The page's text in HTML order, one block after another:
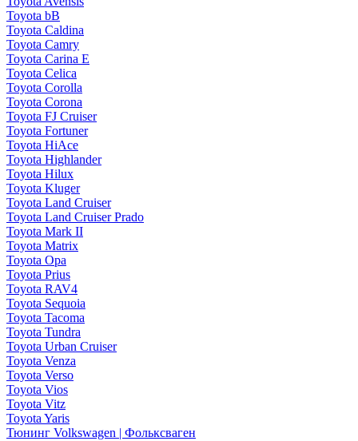
Toyota bB
Toyota Caldina
Toyota Camry
Toyota Carina E
Toyota Celica
Toyota Corolla
Toyota Corona
Toyota FJ Cruiser
Toyota Fortuner
Toyota HiAce
Toyota Highlander
Toyota Hilux
Toyota Kluger
Toyota Land Cruiser
Toyota Land Cruiser Prado
Toyota Mark II
Toyota Matrix
Toyota Opa
Toyota Prius
Toyota RAV4
Toyota Sequoia
Toyota Tacoma
Toyota Tundra
Toyota Urban Cruiser
Toyota Venza
Toyota Verso
Toyota Vios
Toyota Vitz
Toyota Yaris
Тюнинг Volkswagen | Фольксваген